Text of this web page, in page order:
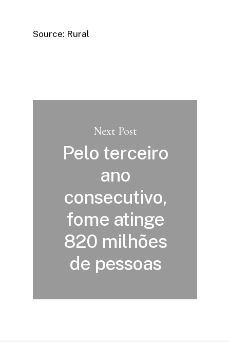
Source: Rural
Next Post
Pelo terceiro
ano
consecutivo,
fome atinge
820 milhões
de pessoas